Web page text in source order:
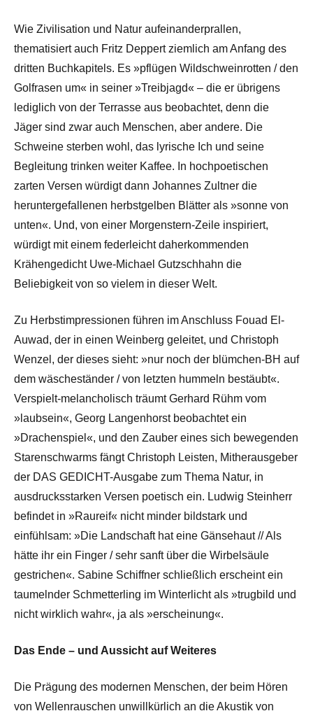
Wie Zivilisation und Natur aufeinanderprallen,
thematisiert auch Fritz Deppert ziemlich am Anfang des
dritten Buchkapitels. Es »pflügen Wildschweinrotten / den
Golfrasen um« in seiner »Treibjagd« – die er übrigens
lediglich von der Terrasse aus beobachtet, denn die
Jäger sind zwar auch Menschen, aber andere. Die
Schweine sterben wohl, das lyrische Ich und seine
Begleitung trinken weiter Kaffee. In hochpoetischen
zarten Versen würdigt dann Johannes Zultner die
heruntergefallenen herbstgelben Blätter als »sonne von
unten«. Und, von einer Morgenstern-Zeile inspiriert,
würdigt mit einem federleicht daherkommenden
Krähengedicht Uwe-Michael Gutzschhahn die
Beliebigkeit von so vielem in dieser Welt.
Zu Herbstimpressionen führen im Anschluss Fouad El-
Auwad, der in einen Weinberg geleitet, und Christoph
Wenzel, der dieses sieht: »nur noch der blümchen-BH auf
dem wäscheständer / von letzten hummeln bestäubt«.
Verspielt-melancholisch träumt Gerhard Rühm vom
»laubsein«, Georg Langenhorst beobachtet ein
»Drachenspiel«, und den Zauber eines sich bewegenden
Starenschwarms fängt Christoph Leisten, Mitherausgeber
der DAS GEDICHT-Ausgabe zum Thema Natur, in
ausdrucksstarken Versen poetisch ein. Ludwig Steinherr
befindet in »Raureif« nicht minder bildstark und
einfühlsam: »Die Landschaft hat eine Gänsehaut // Als
hätte ihr ein Finger / sehr sanft über die Wirbelsäule
gestrichen«. Sabine Schiffner schließlich erscheint ein
taumelnder Schmetterling im Winterlicht als »trugbild und
nicht wirklich wahr«, ja als »erscheinung«.
Das Ende – und Aussicht auf Weiteres
Die Prägung des modernen Menschen, der beim Hören
von Wellenrauschen unwillkürlich an die Akustik von